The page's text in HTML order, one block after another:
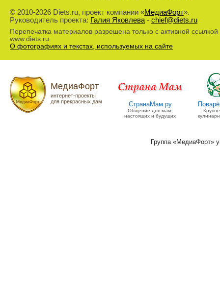
© 2010-2026 Diets.ru, проект компании «МедиаФорт».
Руководитель проекта: Галия Яковлева - chief@diets.ru
Перепечатка материалов разрешена только с активной ссылкой
www.diets.ru
О фотографиях и текстах, используемых на сайте
МедиаФорт
интернет-проекты
для прекрасных дам
СтранаМам.ру
Общение для мам,
настоящих и будущих
Группа «МедиаФорт»